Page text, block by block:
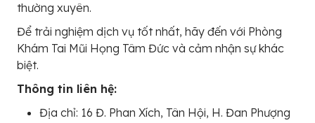
thường xuyên.
Để trải nghiệm dịch vụ tốt nhất, hãy đến với Phòng
Khám Tai Mũi Họng Tâm Đức và cảm nhận sự khác
biệt.
Thông tin liên hệ:
Địa chỉ: 16 Đ. Phan Xích, Tân Hội, H. Đan Phượng